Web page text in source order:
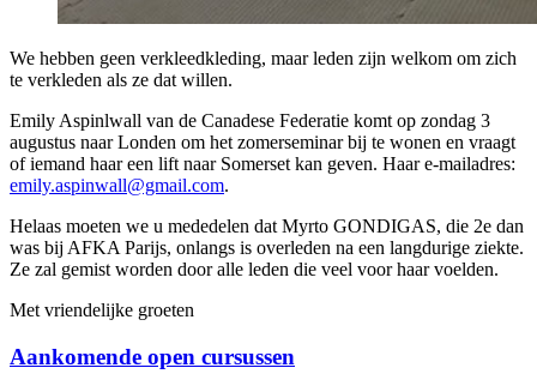
We hebben geen verkleedkleding, maar leden zijn welkom om zich
te verkleden als ze dat willen.
Emily Aspinlwall van de Canadese Federatie komt op zondag 3
augustus naar Londen om het zomerseminar bij te wonen en vraagt
of iemand haar een lift naar Somerset kan geven. Haar e-mailadres:
emily.aspinwall@gmail.com.
Helaas moeten we u mededelen dat Myrto GONDIGAS, die 2e dan
was bij AFKA Parijs, onlangs is overleden na een langdurige ziekte.
Ze zal gemist worden door alle leden die veel voor haar voelden.
Met vriendelijke groeten
Aankomende open cursussen